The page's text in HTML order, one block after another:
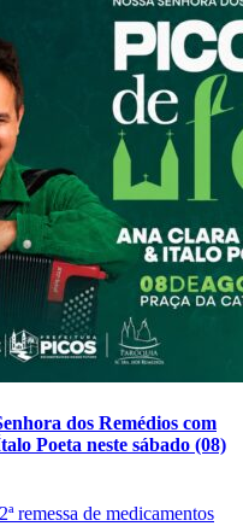
dos Remédios com
Poeta neste sábado (08)